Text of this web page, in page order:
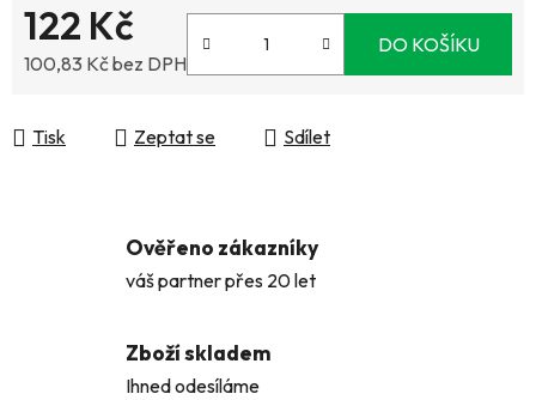
122 Kč
100,83 Kč bez DPH
DO KOŠÍKU
Tisk Zeptat se Sdílet
Ověřeno zákazníky
váš partner přes 20 let
Zboží skladem
Ihned odesíláme